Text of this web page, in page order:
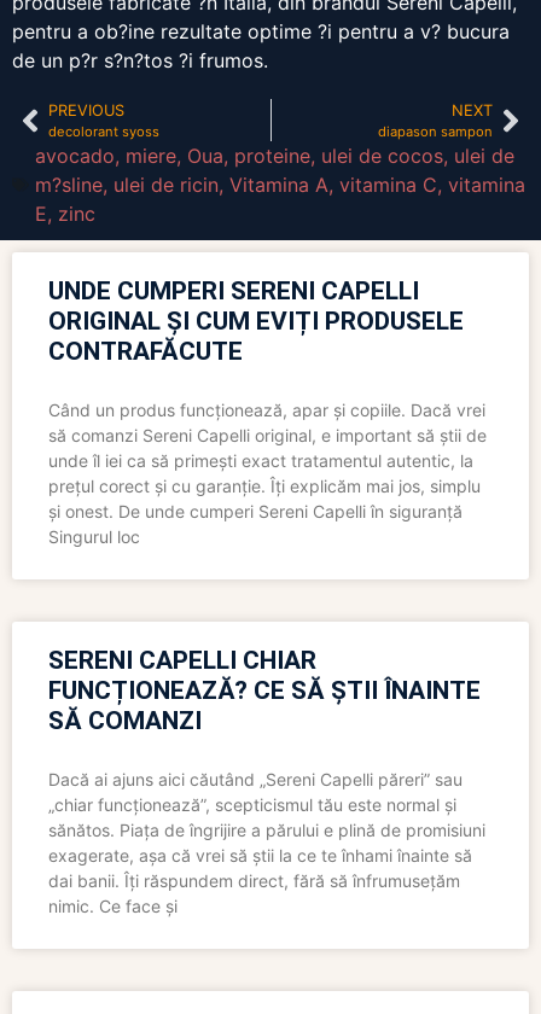
pentru a ob?ine rezultate optime ?i pentru a v? bucura
de un p?r s?n?tos ?i frumos.
PREVIOUS
decolorant syoss
NEXT
diapason sampon
avocado, miere, Oua, proteine, ulei de cocos, ulei de
m?sline, ulei de ricin, Vitamina A, vitamina C, vitamina
E, zinc
UNDE CUMPERI SERENI CAPELLI
ORIGINAL ȘI CUM EVIȚI PRODUSELE
CONTRAFĂCUTE
Când un produs funcționează, apar și copiile. Dacă vrei
să comanzi Sereni Capelli original, e important să știi de
unde îl iei ca să primești exact tratamentul autentic, la
prețul corect și cu garanție. Îți explicăm mai jos, simplu
și onest. De unde cumperi Sereni Capelli în siguranță
Singurul loc
SERENI CAPELLI CHIAR
FUNCȚIONEAZĂ? CE SĂ ȘTII ÎNAINTE
SĂ COMANZI
Dacă ai ajuns aici căutând „Sereni Capelli păreri” sau
„chiar funcționează”, scepticismul tău este normal și
sănătos. Piața de îngrijire a părului e plină de promisiuni
exagerate, așa că vrei să știi la ce te înhami înainte să
dai banii. Îți răspundem direct, fără să înfrumusețăm
nimic. Ce face și